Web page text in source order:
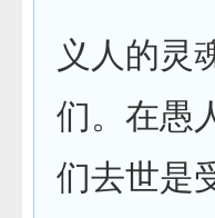
义人的灵
们。在愚
们去世是